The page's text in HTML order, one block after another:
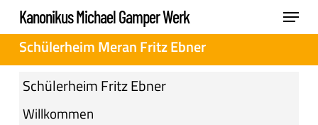
Skip
to
main
content
Kanonikus Michael Gamper Werk Menu
Schülerheim Meran Fritz Ebner
Schülerheim Fritz Ebner
Willkommen
Menu